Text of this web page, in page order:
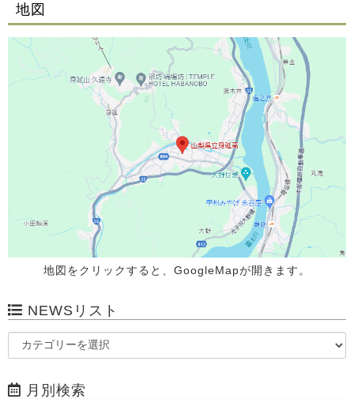
地図
地図をクリックすると、GoogleMapが開きます。
NEWSリスト
月別検索